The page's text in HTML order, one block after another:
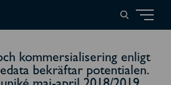
kommersialisering enligt
bekräftar potentialen.